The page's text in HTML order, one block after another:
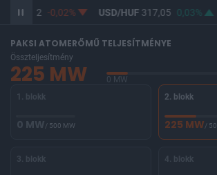
365,32 -0,02% USD/HUF317,05 0,03%
PAKSI ATOMERŐMŰ TELJESÍTMÉNYE
Összteljesítmény
225 MW 0 MW
1. blokk
0 MW/ 500 MW
2. blokk
225 MW/
3. blokk 4. blokk